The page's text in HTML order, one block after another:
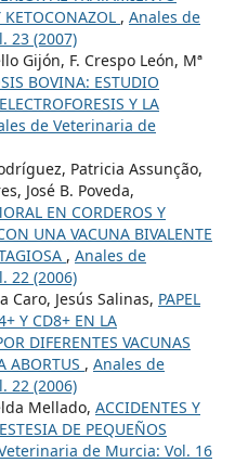
, Anales de
23 (2007)
Gijón, F. Crespo León, Mª
BOVINA: ESTUDIO
Y LA
de Veterinaria de
Patricia Assunção,
José B. Poveda,
EN CORDEROS Y
UNA VACUNA BIVALENTE
, Anales de
22 (2006)
Caro, Jesús Salinas, PAPEL
Y CD8+ EN LA
DIFERENTES VACUNAS
ABORTUS , Anales de
22 (2006)
Mellado, ACCIDENTES Y
DE PEQUEÑOS
de Murcia: Vol. 16